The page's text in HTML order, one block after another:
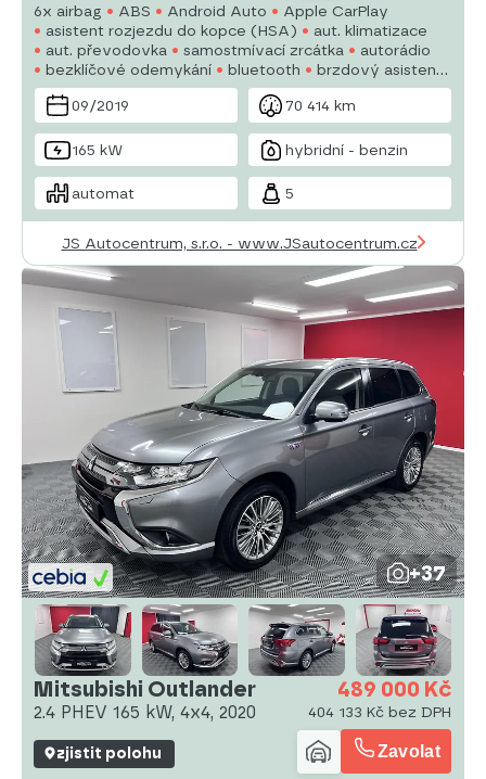
6x airbag ABS Android Auto
Apple CarPlay
asistent rozjezdu do kopce (HSA)
aut. klimatizace
aut. převodovka
samostmívací zrcátka
autorádio
bezklíčové odemykání
bluetooth
brzdový asistent
centrál dálkový
deaktivace airbagu spolujezdce
dělená zadní sedadla
09/2019 70 414 km
165 kW hybridní - benzin
automat 5
JS Autocentrum, s.r.o. - www.JSautocentrum.cz
+37
Mitsubishi Outlander
2.4 PHEV 165 kW, 4x4, 2020
489 000 Kč
404 133 Kč bez DPH
zjistit polohu Zavolat